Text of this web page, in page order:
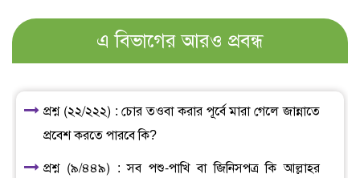
এ বিভাগের আরও প্রবন্ধ
প্রশ্ন (২২/২২২) : চোর তওবা করার পূর্বে মারা গেলে জান্নাতে
প্রবেশ করতে পারবে কি?
প্রশ্ন (৯/৪৪৯) : সব পশু-পাখি বা জিনিসপত্র কি আল্লাহর